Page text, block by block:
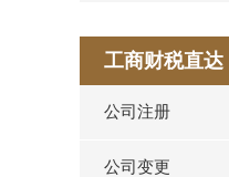
工商财税直达
公司注册
公司变更